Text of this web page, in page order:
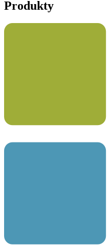
Produkty